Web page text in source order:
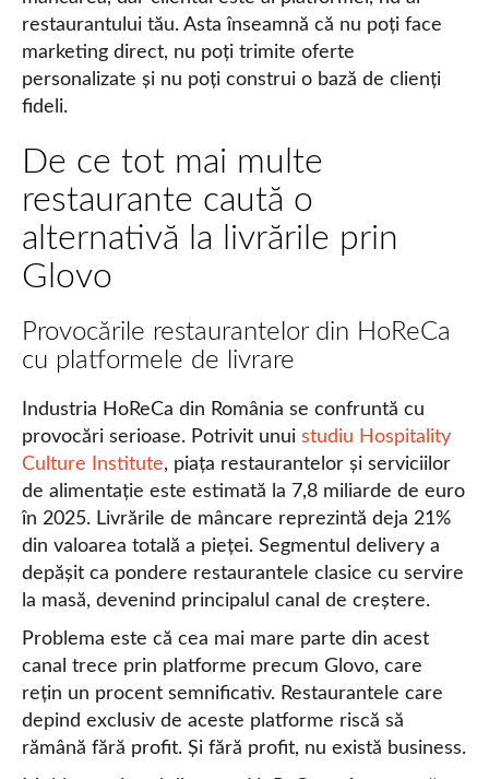
restaurantului tău. Asta înseamnă că nu poți face
marketing direct, nu poți trimite oferte
personalizate și nu poți construi o bază de clienți
fideli.
De ce tot mai multe
restaurante caută o
alternativă la livrările prin
Glovo
Provocările restaurantelor din HoReCa
cu platformele de livrare
Industria HoReCa din România se confruntă cu
provocări serioase. Potrivit unui studiu Hospitality
Culture Institute, piața restaurantelor și serviciilor
de alimentație este estimată la 7,8 miliarde de euro
în 2025. Livrările de mâncare reprezintă deja 21%
din valoarea totală a pieței. Segmentul delivery a
depășit ca pondere restaurantele clasice cu servire
la masă, devenind principalul canal de creștere.
Problema este că cea mai mare parte din acest
canal trece prin platforme precum Glovo, care
rețin un procent semnificativ. Restaurantele care
depind exclusiv de aceste platforme riscă să
rămână fără profit. Și fără profit, nu există business.